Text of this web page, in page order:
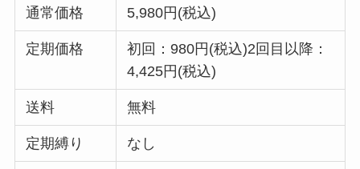
通常価格 5,980円(税込)
定期価格
初回：980円(税込)2回目以降：
4,425円(税込)
送料 無料
定期縛り なし